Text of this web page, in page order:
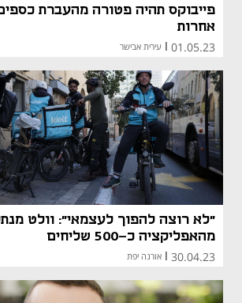
פייבוקס תהיה פטורה מהעברת
אחרות
01.05.23 עירית אבישר
"לא רוצה להפוך לעצמאי": וולט
מהאפליקציה כ-500 שליחים
30.04.23
| אורנה יפת